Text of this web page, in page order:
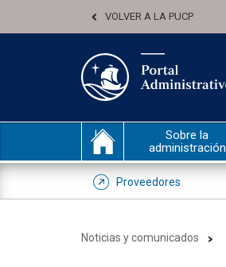
VOLVER A LA PUCP
Sobre la
administración
Proveedores
Noticias y comunicados